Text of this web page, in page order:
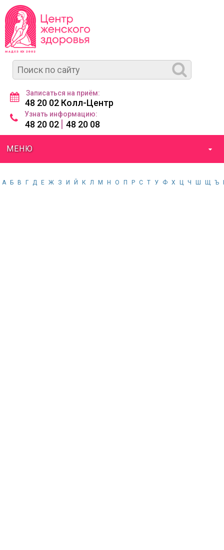
Записаться на приём:
48 20 02 Колл-Центр
Узнать информацию:
48 20 02 | 48 20 08
МЕНЮ
А Б В Г Д Е Ж З И Й К Л М Н О П Р С Т У Ф Х Ц Ч Ш Щ Ъ